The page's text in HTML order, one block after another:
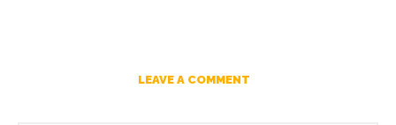
LEAVE A COMMENT